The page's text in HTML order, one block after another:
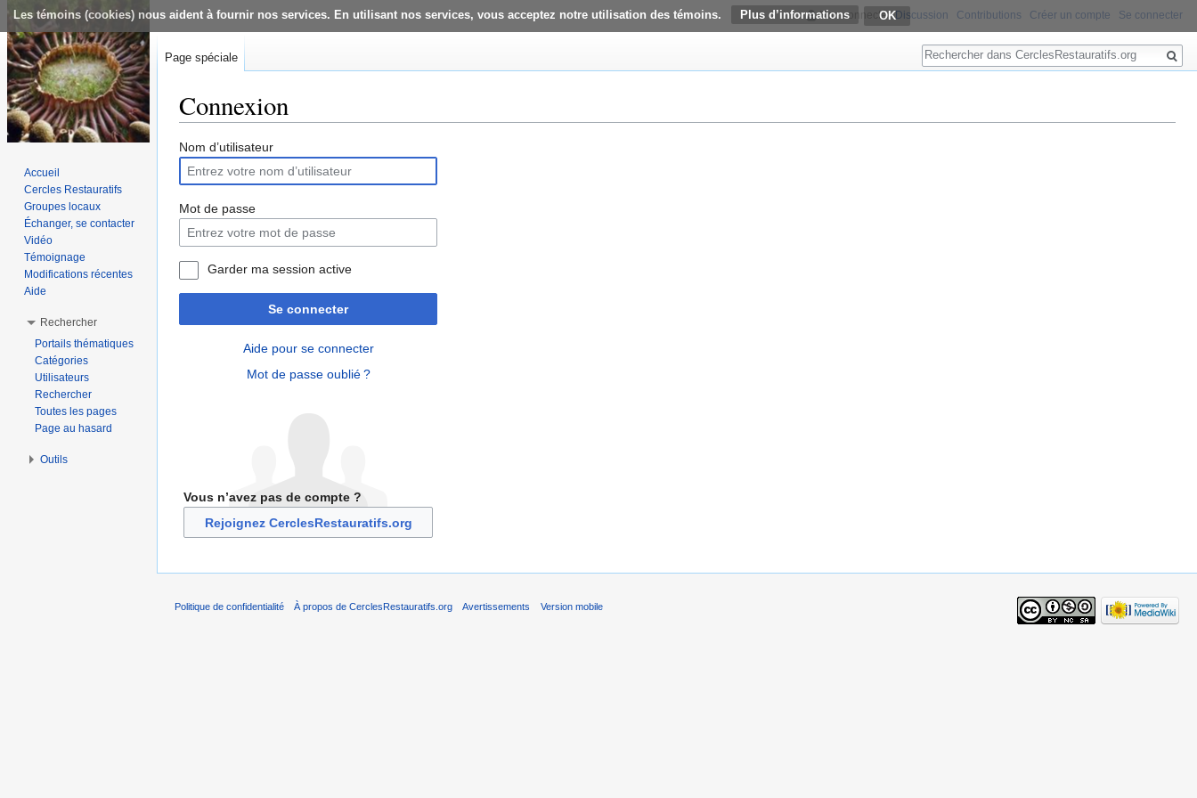
Les témoins (cookies) nous aident à fournir nos services. En utilisant nos services, vous acceptez notre utilisation des témoins. Plus d’informations
Connexion
Nom d’utilisateur
Mot de passe
Garder ma session active
Se connecter
Aide pour se connecter
Mot de passe oublié ?
Vous n’avez pas de compte ?
Rejoignez CerclesRestauratifs.org
Non connecté Discussion Contributions Créer un compte Se connecter
Page spéciale
Rechercher
Accueil
Cercles Restauratifs
Groupes locaux
Échanger, se contacter
Vidéo
Témoignage
Modifications récentes
Aide
Rechercher
Portails thématiques
Catégories
Utilisateurs
Rechercher
Toutes les pages
Page au hasard
Outils
Politique de confidentialité À propos de CerclesRestauratifs.org Avertissements Version mobile